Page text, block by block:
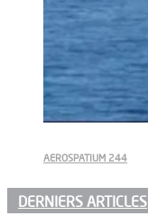
AEROSPATIUM 244
DERNIERS ARTICLES